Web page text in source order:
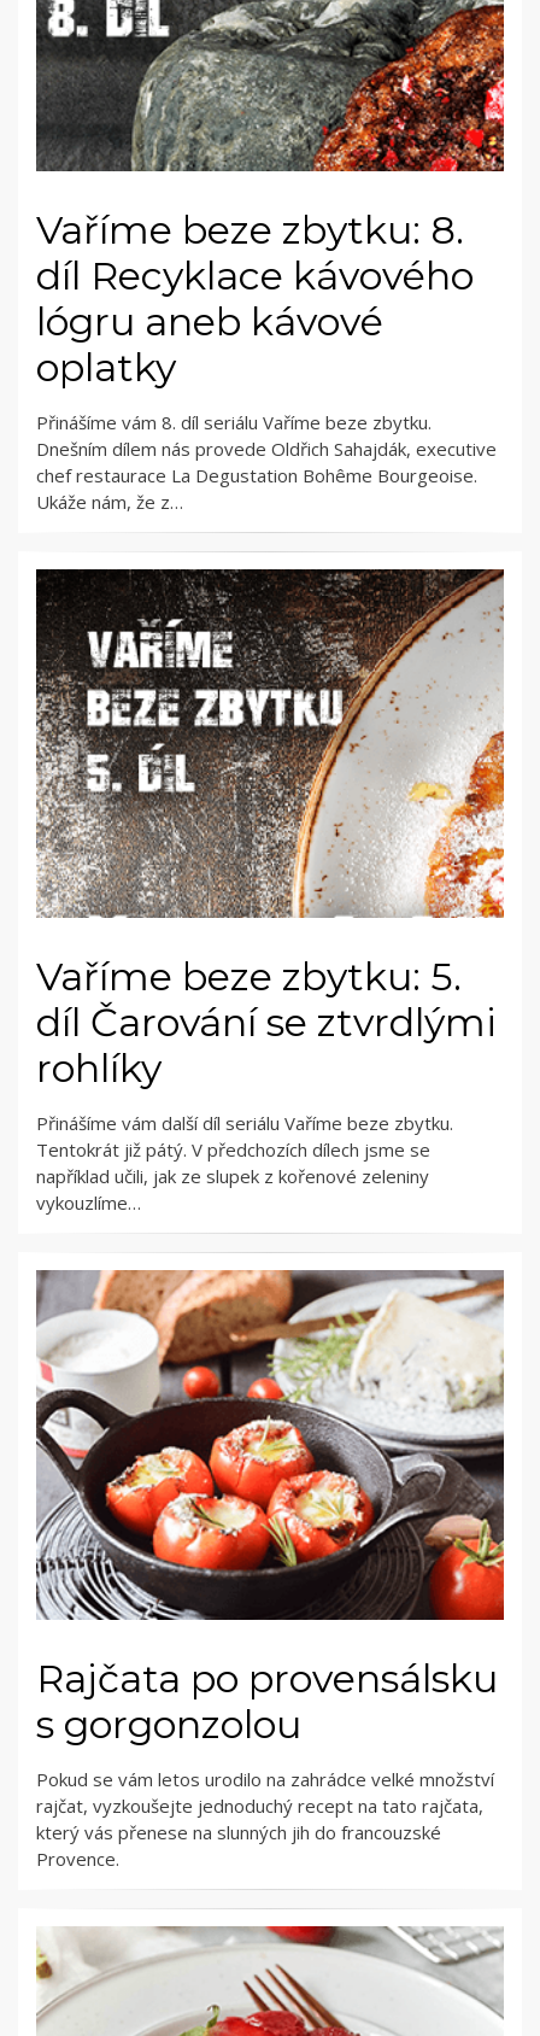
Vaříme beze zbytku: 8.
díl Recyklace kávového
lógru aneb kávové
oplatky
Přinášíme vám 8. díl seriálu Vaříme beze zbytku.
Dnešním dílem nás provede Oldřich Sahajdák, executive
chef restaurace La Degustation Bohême Bourgeoise.
Ukáže nám, že z…
Vaříme beze zbytku: 5.
díl Čarování se ztvrdlými
rohlíky
Přinášíme vám další díl seriálu Vaříme beze zbytku.
Tentokrát již pátý. V předchozích dílech jsme se
například učili, jak ze slupek z kořenové zeleniny
vykouzlíme…
Rajčata po provensálsku
s gorgonzolou
Pokud se vám letos urodilo na zahrádce velké množství
rajčat, vyzkoušejte jednoduchý recept na tato rajčata,
který vás přenese na slunných jih do francouzské
Provence.